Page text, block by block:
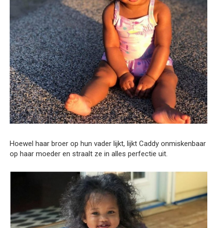
Hoewel haar broer op hun vader lijkt, lijkt Caddy onmiskenbaar
op haar moeder en straalt ze in alles perfectie uit.